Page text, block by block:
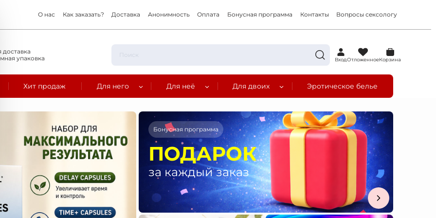
О нас Как заказать? Доставка Анонимность Оплата Бонусная программа Контакты Вопросы сексологу
доставка
упаковка
ВходОтложенное
0
Корзина
Хит продаж Для него Для неё Для двоих Эротическое белье
Бонусная программа
ПОДАРОК
за каждый заказ